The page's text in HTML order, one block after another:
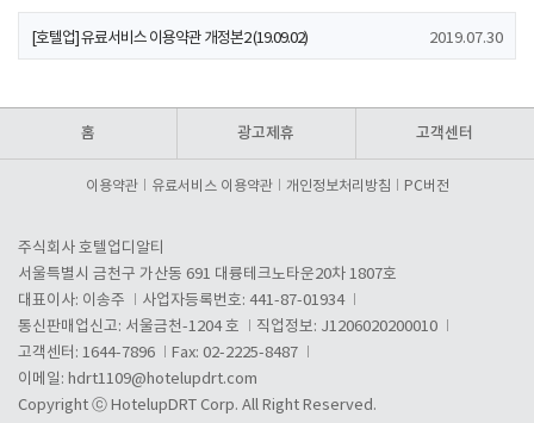
[호텔업] 유료서비스 이용약관 개정본2 (19.09.02) 2019.07.30
홈 광고제휴 고객센터
이용약관 유료서비스 이용약관 개인정보처리방침 PC버전
주식회사 호텔업디알티
서울특별시 금천구 가산동 691 대륭테크노타운20차 1807호
대표이사: 이송주
사업자등록번호: 441-87-01934
통신판매업신고: 서울금천-1204 호
직업정보: J1206020200010
고객센터: 1644-7896
Fax: 02-2225-8487
이메일: hdrt1109@hotelupdrt.com
Copyright ⓒ HotelupDRT Corp. All Right Reserved.